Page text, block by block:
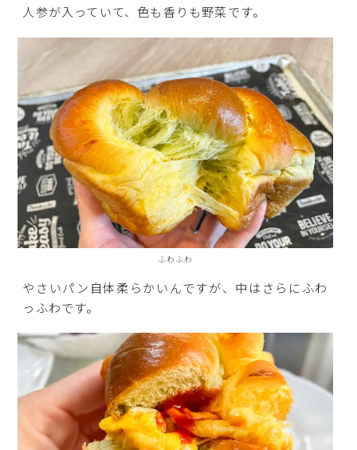
人参が入っていて、色も香りも野菜です。
ふわふわ
やさいパン自体柔らかいんですが、中はさらにふわ
っふわです。